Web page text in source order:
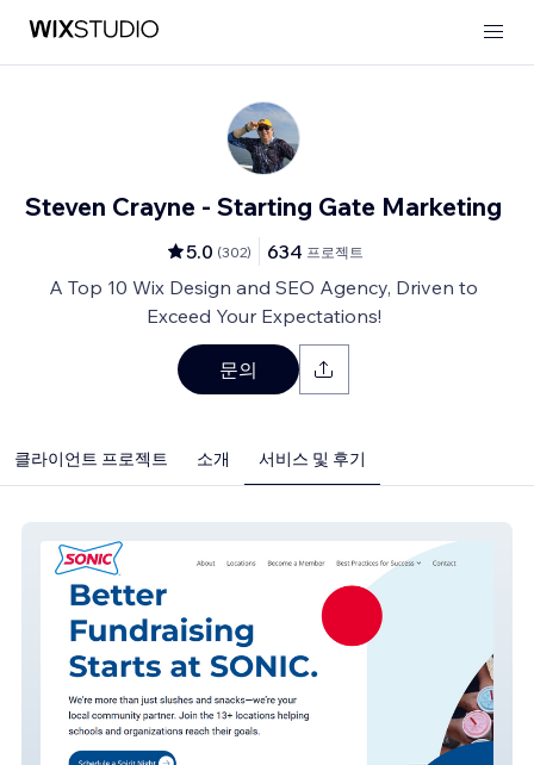
Steven Crayne - Starting Gate Marketing
5.0 (302) 634 프로젝트
A Top 10 Wix Design and SEO Agency, Driven to
Exceed Your Expectations!
문의
클라이언트 프로젝트 소개 서비스 및 후기